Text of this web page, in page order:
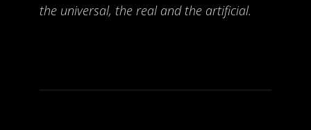
the universal, the real and the artificial.